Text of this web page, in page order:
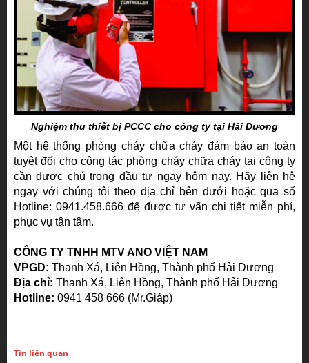
Nghiệm thu thiết bị PCCC cho công ty tại Hải Dương
Một hệ thống phòng cháy chữa cháy đảm bảo an toàn
tuyệt đối cho công tác phòng cháy chữa cháy tại công ty
cần được chú trọng đầu tư ngay hôm nay. Hãy liên hệ
ngay với chúng tôi theo địa chỉ bên dưới hoặc qua số
Hotline: 0941.458.666 để được tư vấn chi tiết miễn phí,
phục vụ tận tâm.
CÔNG TY TNHH MTV ANO VIỆT NAM
VPGD: Thanh Xá, Liên Hồng, Thành phố Hải Dương
Địa chỉ: Thanh Xá, Liên Hồng, Thành phố Hải Dương
Hotline: 0941 458 666 (Mr.Giáp)
Tin liên quan